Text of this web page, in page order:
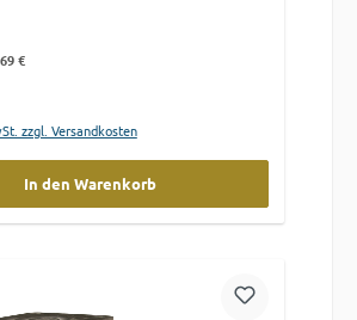
€
zzgl. Versandkosten
In den Warenkorb